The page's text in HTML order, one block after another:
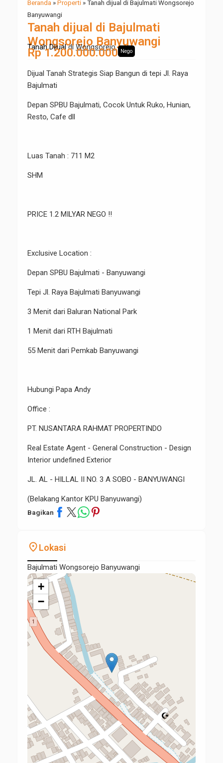
Beranda »Properti »Tanah dijual di Bajulmati Wongsorejo
Banyuwangi
Tanah dijual di Bajulmati
Wongsorejo Banyuwangi
Tanah Dijual di Wongsorejo
Rp 1.200.000.000 Nego
Dijual Tanah Strategis Siap Bangun di tepi Jl. Raya
Bajulmati
Depan SPBU Bajulmati, Cocok Untuk Ruko, Hunian,
Resto, Cafe dll
Luas Tanah : 711 M2
SHM
PRICE 1.2 MILYAR NEGO !!
Exclusive Location :
Depan SPBU Bajulmati - Banyuwangi
Tepi Jl. Raya Bajulmati Banyuwangi
3 Menit dari Baluran National Park
1 Menit dari RTH Bajulmati
55 Menit dari Pemkab Banyuwangi
Hubungi Papa Andy
Office :
PT. NUSANTARA RAHMAT PROPERTINDO
Real Estate Agent - General Construction - Design
Interior undefined Exterior
JL. AL - HILLAL II NO. 3 A SOBO - BANYUWANGI
(Belakang Kantor KPU Banyuwangi)
Bagikan
placeLokasi
Bajulmati Wongsorejo Banyuwangi
+
−